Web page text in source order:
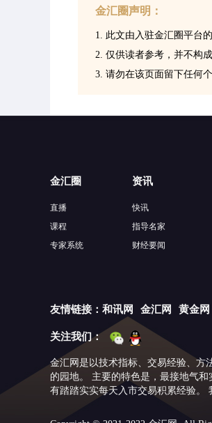
金汇圈声明：
1. 此文由入驻金汇圈平台
2. 仅供读者参考，并不构
3. 请勿在该页面留下任何
金汇圈
直播
课程
专家系统
资讯
快讯
指导名家
财经要闻
友情链接： 和讯网 金汇网 黄金网
关注我们：
金汇网是以技术指标、交易经验、方
的园地。 主要的特色是，最接地气
有踏踏实实每天入市交易积累经验。